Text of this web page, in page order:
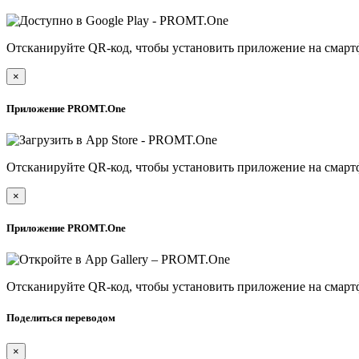
Отсканируйте QR-код, чтобы установить приложение на
×
Приложение PROMT.One
Отсканируйте QR-код, чтобы установить приложение на
×
Приложение PROMT.One
Отсканируйте QR-код, чтобы установить приложение на
Поделиться переводом
×